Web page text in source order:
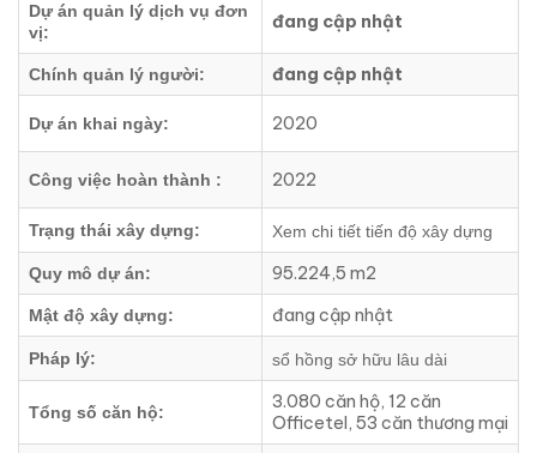
Dự án quản lý dịch vụ đơn
vị:
đang cập nhật
Chính quản lý người: đang cập nhật
Dự án khai ngày: 2020
Công việc hoàn thành : 2022
Trạng thái xây dựng: Xem chi tiết tiến độ xây dựng
Quy mô dự án: 95.224,5 m2
Mật độ xây dựng: đang cập nhật
Pháp lý: sổ hồng sở hữu lâu dài
Tổng số căn hộ:
3.080 căn hộ, 12 căn
Officetel, 53 căn thương mại